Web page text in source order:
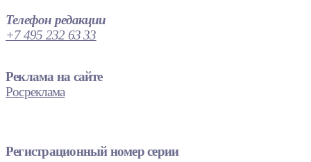
Телефон редакции
+7 495 232 63 33
Реклама на сайте
Росреклама
Регистрационный номер серии